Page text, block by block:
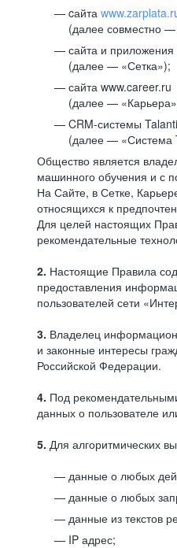
cайта
(далее совместно
сайта и приложения
(далее — «Сетка»);
сайта www.career.ru
(далее —
CRM-системы
(далее — «Система
Общество является
машинного обучения и с
На Сайте, в Сетке,
относящихся к
Для целей настоящих
рекомендательные
2. Настоящие Правила
предоставления
пользователей сети
3. Владелец
и законные интересы
Российской Федерации.
4. Под
данных о пользователе
5. Для алгоритмических
данные о любых
данные о любых
данные из текстов
IP адрес;